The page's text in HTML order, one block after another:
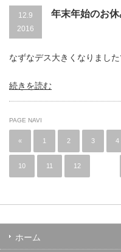
12.9
2016
年末年始のお休
なずなデス大きくなりました
続きを読む
PAGE NAVI
« 1 2 3 4
10 11 12
ホーム